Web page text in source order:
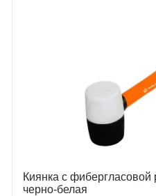
Киянка с фибергласовой
черно-белая